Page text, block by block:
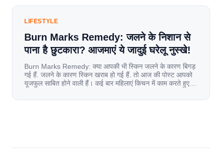
LIFESTYLE
Burn Marks Remedy: जलने के निशान से
पाना है छुटकारा? आजमाएं ये जादुई घरेलू नुस्खे!
Burn Marks Remedy: क्या आपकी भी स्किन जलने के कारण बिगड़
गई हैं. जलने के कारण स्किन खराब हो गई हैं. तो आज की पोस्ट आपको
यूजफुल साबित होने वाली हैं। कई बार महिलाएं किचन में काम करते हुए
[…]